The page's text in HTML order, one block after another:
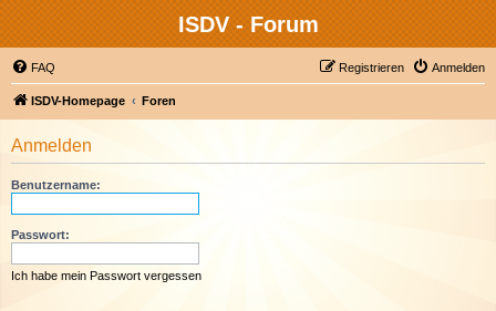
ISDV - Forum
FAQ Anmelden
Registrieren
ISDV-Homepage Foren
Anmelden
Benutzername:
Passwort:
Ich habe mein Passwort vergessen